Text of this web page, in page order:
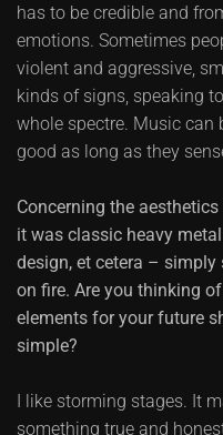
has to be credible and
emotions. Sometimes
violent and aggressive,
kinds of signs, speaking
whole spectre. Music can
good as long as they
Concerning the
it was classic heavy
design, et cetera –
on fire. Are you thinking
elements for your future
simple?
I like storming stages. It
something true and